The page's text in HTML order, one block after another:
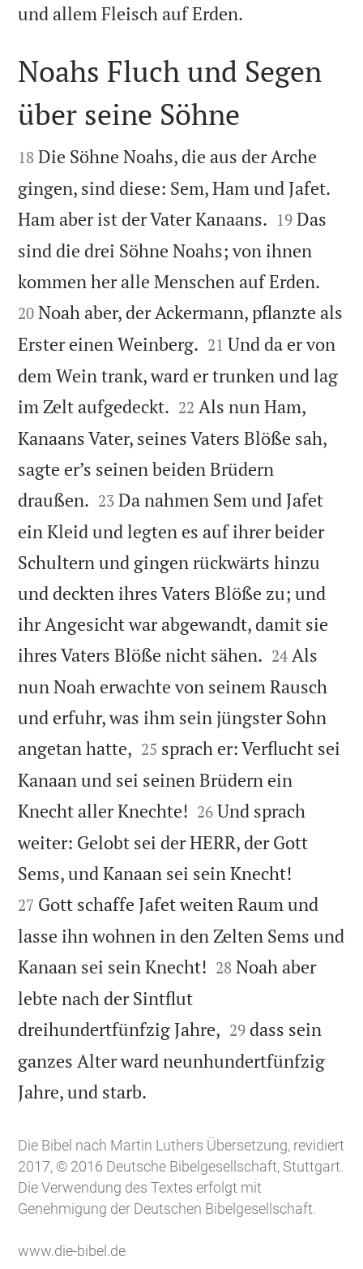
und allem Fleisch auf Erden.

Noahs Fluch und Segen
über seine Söhne

18 Die Söhne Noahs, die aus der Arche
gingen, sind diese: Sem, Ham und Jafet.
Ham aber ist der Vater Kanaans. 

19 Das
sind die drei Söhne Noahs; von ihnen
kommen her alle Menschen auf Erden.
20 Noah aber, der Ackermann, pflanzte als
Erster einen Weinberg. 

21 Und da er von
dem Wein trank, ward er trunken und lag
im Zelt aufgedeckt. 

22 Als nun Ham,
Kanaans Vater, seines Vaters Blöße sah,
sagte er’s seinen beiden Brüdern
draußen. 

23 Da nahmen Sem und Jafet
ein Kleid und legten es auf ihrer beider
Schultern und gingen rückwärts hinzu
und deckten ihres Vaters Blöße zu; und
ihr Angesicht war abgewandt, damit sie
ihres Vaters Blöße nicht sähen. 

24 Als
nun Noah erwachte von seinem Rausch
und erfuhr, was ihm sein jüngster Sohn
angetan hatte, 

25 sprach er: Verflucht sei
Kanaan und sei seinen Brüdern ein
Knecht aller Knechte! 

26 Und sprach
weiter: Gelobt sei der HERR, der Gott
Sems, und Kanaan sei sein Knecht!
27 Gott schaffe Jafet weiten Raum und
lasse ihn wohnen in den Zelten Sems und
Kanaan sei sein Knecht! 

28 Noah aber
lebte nach der Sintflut
dreihundertfünfzig Jahre, 

29 dass sein
ganzes Alter ward neunhundertfünfzig
Jahre, und starb.
Die Bibel nach Martin Luthers Übersetzung, revidiert
2017, © 2016 Deutsche Bibelgesellschaft, Stuttgart.
Die Verwendung des Textes erfolgt mit
Genehmigung der Deutschen Bibelgesellschaft.
www.die-bibel.de